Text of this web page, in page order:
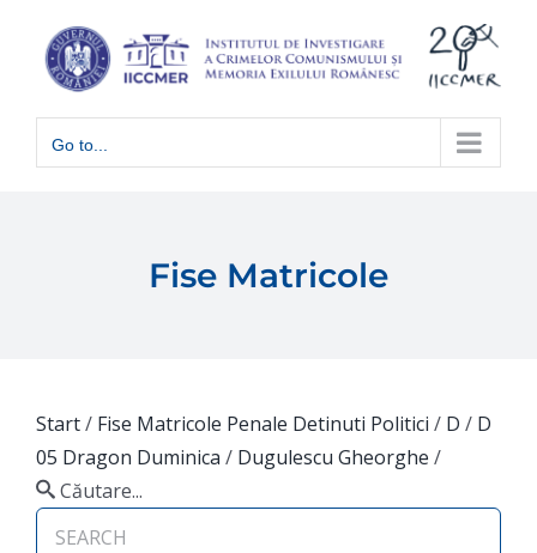
content
Go to...
Fise Matricole
Start/ Fise Matricole Penale Detinuti Politici / D / D
05 Dragon Duminica / Dugulescu Gheorghe /
Căutare...